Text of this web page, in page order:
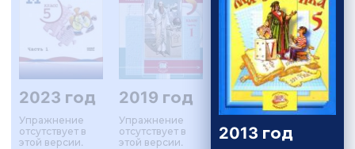
2023 год
Упражнение
отсутствует в
этой версии.
2019 год
Упражнение
отсутствует в
этой версии.
2013 год